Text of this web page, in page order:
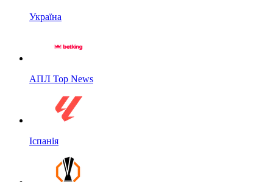
Україна
АПЛ Top News
Іспанія